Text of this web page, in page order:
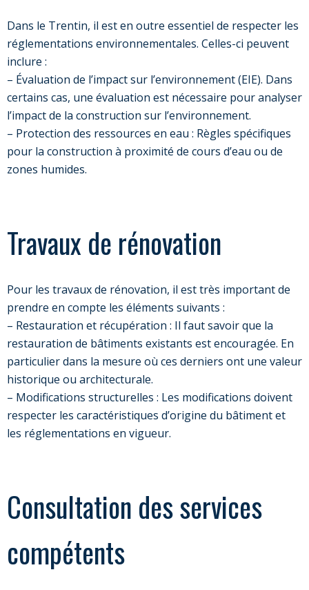
Dans le Trentin, il est en outre essentiel de respecter les
réglementations environnementales. Celles-ci peuvent
inclure :
– Évaluation de l’impact sur l’environnement (EIE). Dans
certains cas, une évaluation est nécessaire pour analyser
l’impact de la construction sur l’environnement.
– Protection des ressources en eau : Règles spécifiques
pour la construction à proximité de cours d’eau ou de
zones humides.
Travaux de rénovation
Pour les travaux de rénovation, il est très important de
prendre en compte les éléments suivants :
– Restauration et récupération : Il faut savoir que la
restauration de bâtiments existants est encouragée. En
particulier dans la mesure où ces derniers ont une valeur
historique ou architecturale.
– Modifications structurelles : Les modifications doivent
respecter les caractéristiques d’origine du bâtiment et
les réglementations en vigueur.
Consultation des services
compétents